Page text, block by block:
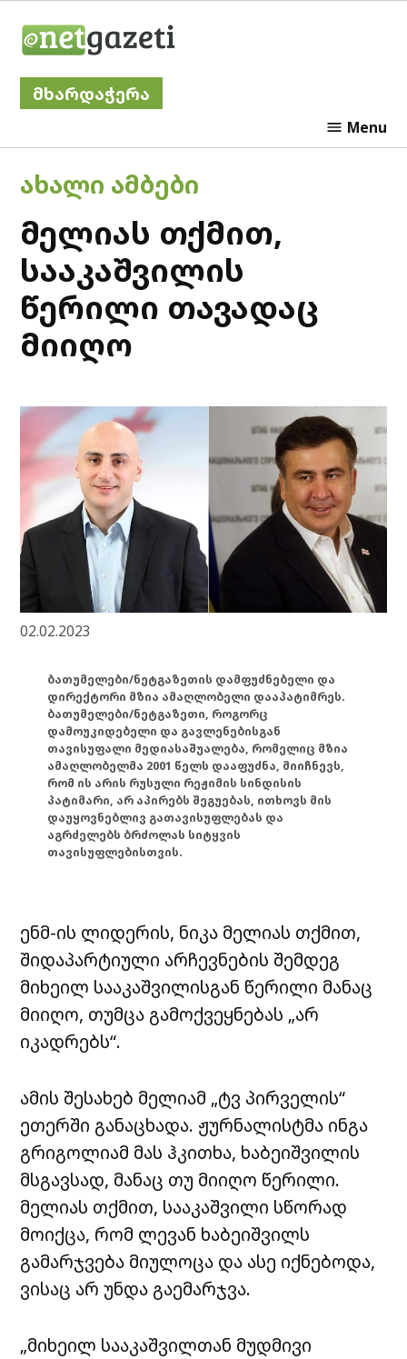
მხარდაჭერა
Menu
POSTED
IN
ᲐᲮᲐᲚᲘ ᲐᲛᲑᲔᲑᲘ
მელიას თქმით,
სააკაშვილის
წერილი თავადაც
მიიღო
02.02.2023
ბათუმელები/ნეტგაზეთის დამფუძნებელი და
დირექტორი მზია ამაღლობელი დააპატიმრეს.
ბათუმელები/ნეტგაზეთი, როგორც
დამოუკიდებელი და გავლენებისგან
თავისუფალი მედიასაშუალება, რომელიც მზია
ამაღლობელმა 2001 წელს დააფუძნა, მიიჩნევს,
რომ ის არის რუსული რეჟიმის სინდისის
პატიმარი, არ აპირებს შეგუებას, ითხოვს მის
დაუყოვნებლივ გათავისუფლებას და
აგრძელებს ბრძოლას სიტყვის
თავისუფლებისთვის.
ენმ-ის ლიდერის, ნიკა მელიას თქმით,
შიდაპარტიული არჩევნების შემდეგ
მიხეილ სააკაშვილისგან წერილი მანაც
მიიღო, თუმცა გამოქვეყნებას „არ
იკადრებს“.
ამის შესახებ მელიამ „ტვ პირველის“
ეთერში განაცხადა. ჟურნალისტმა ინგა
გრიგოლიამ მას ჰკითხა, ხაბეიშვილის
მსგავსად, მანაც თუ მიიღო წერილი.
მელიას თქმით, სააკაშვილი სწორად
მოიქცა, რომ ლევან ხაბეიშვილს
გამარჯვება მიულოცა და ასე იქნებოდა,
ვისაც არ უნდა გაემარჯვა.
„მიხეილ სააკაშვილთან მუდმივი